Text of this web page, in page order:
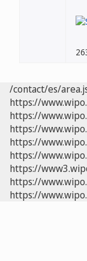
/contact/es/
https://
https://
https://
https://
https://
https://
https://
https://